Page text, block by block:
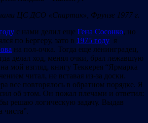
ЦС ДСО «Спартак», Фрунзе 1977 г.
с нами делил еще Гена Сосонко, но
по Бергеру, зато в 1975 году я
на пол-очка. Тогда еще ленинградец,
делал ход, менял очки, брал лежавшую
мой взгляд, книгу Теккерея “Ярмарка
читал, не вставая из-за доски.
все повторялось в обратном порядке. Я
об этом. Он пожал плечами и ответил:
решаю логическую задачу. Выдав
чиста”.